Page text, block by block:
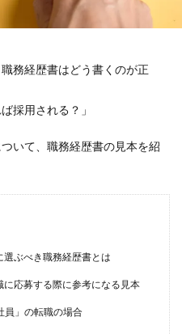
務経歴書はどう書くのが正
採用される？」
いて、職務経歴書の見本を紹
ぶべき職務経歴書とは
に応募する際に参考になる見本
」の転職の場合